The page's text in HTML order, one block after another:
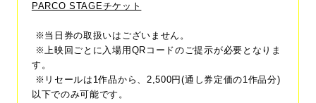
PARCO STAGEチケット
※当日券の取扱いはございません。
※上映回ごとに入場用QRコードのご提示が必要となりま
す。
※リセールは1作品から、2,500円(通し券定価の1作品分)
以下でのみ可能です。